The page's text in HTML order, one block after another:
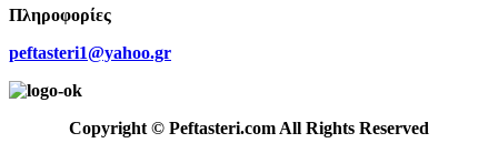
Πληροφορίες
peftasteri1@yahoo.gr
Copyright © Peftasteri.com All Rights Reserved